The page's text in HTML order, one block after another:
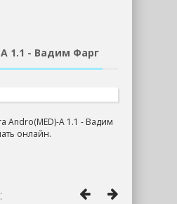
1.1 - Вадим Фарг
Andro(MED)-A 1.1 - Вадим
онлайн.